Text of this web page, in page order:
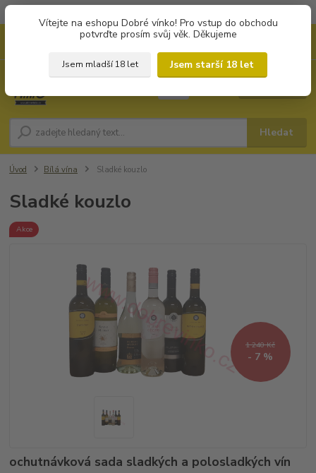
Vítejte na eshopu Dobré vínko! Pro vstup do obchodu
potvrďte prosím svůj věk. Děkujeme
Jsem mladší 18 let
Jsem starší 18 let
Hledat
Úvod Bílá vína Sladké kouzlo
Sladké kouzlo
Akce
1 240 Kč
- 7 %
ochutnávková sada sladkých a polosladkých vín